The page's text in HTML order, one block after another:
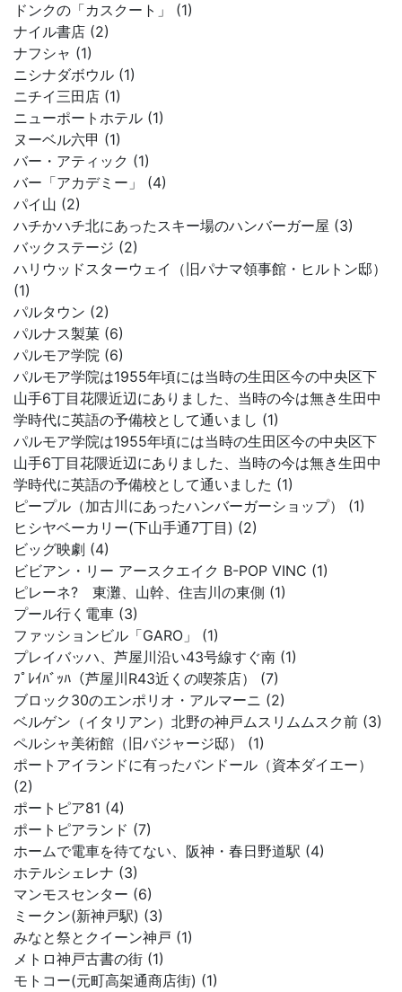
ドンクの「カスクート」 (1)
ナイル書店 (2)
ナフシャ (1)
ニシナダボウル (1)
ニチイ三田店 (1)
ニューポートホテル (1)
ヌーベル六甲 (1)
バー・アティック (1)
バー「アカデミー」 (4)
パイ山 (2)
ハチかハチ北にあったスキー場のハンバーガー屋 (3)
バックステージ (2)
ハリウッドスターウェイ（旧パナマ領事館・ヒルトン邸）
(1)
パルタウン (2)
パルナス製菓 (6)
パルモア学院 (6)
パルモア学院は1955年頃には当時の生田区今の中央区下
山手6丁目花隈近辺にありました、当時の今は無き生田中
学時代に英語の予備校として通いまし (1)
パルモア学院は1955年頃には当時の生田区今の中央区下
山手6丁目花隈近辺にありました、当時の今は無き生田中
学時代に英語の予備校として通いました (1)
ピープル（加古川にあったハンバーガーショップ） (1)
ヒシヤベーカリー(下山手通7丁目) (2)
ビッグ映劇 (4)
ビビアン・リー アースクエイク B-POP VINC (1)
ピレーネ? 東灘、山幹、住吉川の東側 (1)
プール行く電車 (3)
ファッションビル「GARO」 (1)
プレイバッハ、芦屋川沿い43号線すぐ南 (1)
ﾌﾟﾚｲﾊﾞｯﾊ（芦屋川R43近くの喫茶店） (7)
ブロック30のエンポリオ・アルマーニ (2)
ベルゲン（イタリアン）北野の神戸ムスリムムスク前 (3)
ペルシャ美術館（旧バジャージ邸） (1)
ポートアイランドに有ったバンドール（資本ダイエー）
(2)
ポートピア81 (4)
ポートピアランド (7)
ホームで電車を待てない、阪神・春日野道駅 (4)
ホテルシェレナ (3)
マンモスセンター (6)
ミークン(新神戸駅) (3)
みなと祭とクイーン神戸 (1)
メトロ神戸古書の街 (1)
モトコー(元町高架通商店街) (1)